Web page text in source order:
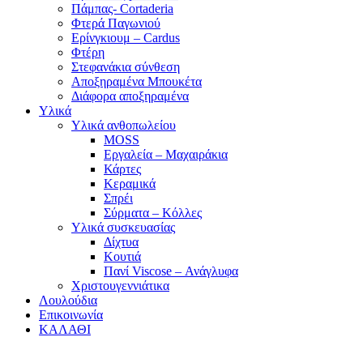
Πάμπας- Cortaderia
Φτερά Παγωνιού
Ερίνγκιουμ – Cardus
Φτέρη
Στεφανάκια σύνθεση
Αποξηραμένα Μπουκέτα
Διάφορα αποξηραμένα
Υλικά
Υλικά ανθοπωλείου
MOSS
Εργαλεία – Μαχαιράκια
Κάρτες
Κεραμικά
Σπρέι
Σύρματα – Κόλλες
Υλικά συσκευασίας
Δίχτυα
Κουτιά
Πανί Viscose – Ανάγλυφα
Χριστουγεννιάτικα
Λουλούδια
Επικοινωνία
ΚΑΛΑΘΙ